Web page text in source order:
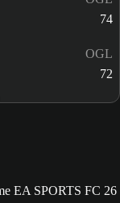
74
OGL
72